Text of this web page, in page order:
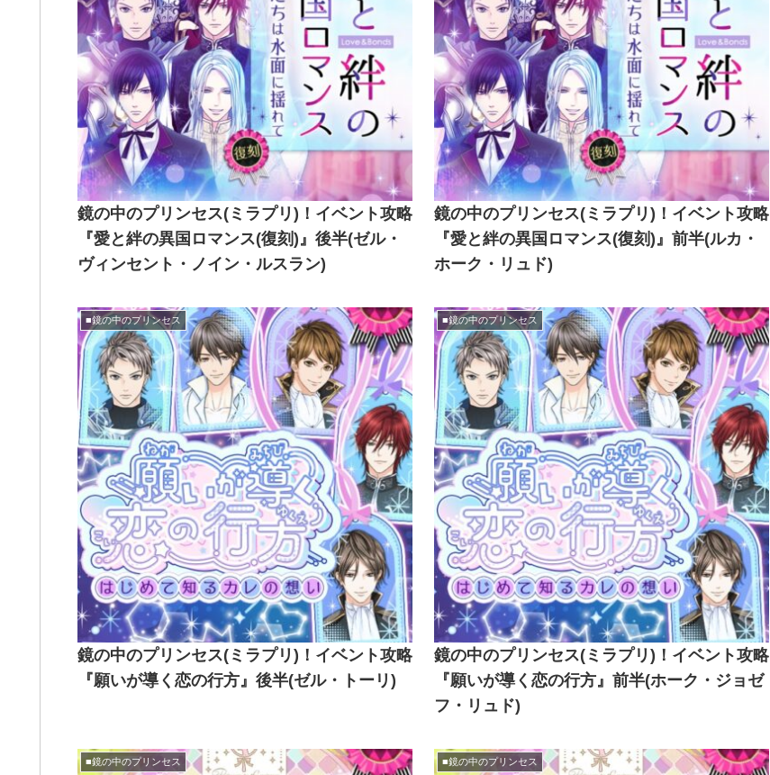
鏡の中のプリンセス(ミラプリ)！イベント攻略
『愛と絆の異国ロマンス(復刻)』後半(ゼル・
ヴィンセント・ノイン・ルスラン)
鏡の中のプリンセス(ミラプリ)！イベント攻略
『愛と絆の異国ロマンス(復刻)』前半(ルカ・
ホーク・リュド)
■鏡の中のプリンセス
鏡の中のプリンセス(ミラプリ)！イベント攻略
『願いが導く恋の行方』後半(ゼル・トーリ)
■鏡の中のプリンセス
鏡の中のプリンセス(ミラプリ)！イベント攻略
『願いが導く恋の行方』前半(ホーク・ジョゼ
フ・リュド)
■鏡の中のプリンセス ■鏡の中のプリンセス